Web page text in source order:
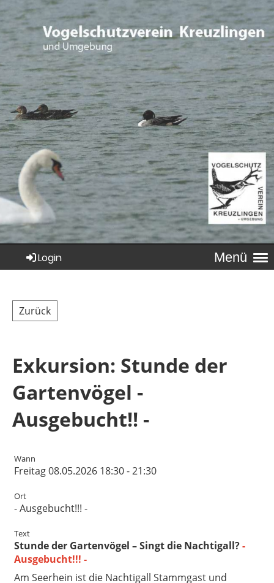
Menü
Login
Zurück
Exkursion: Stunde der
Gartenvögel -
Ausgebucht!! -
Wann
Freitag 08.05.2026 18:30 - 21:30
Ort
- Ausgebucht!!! -
Text
Stunde der Gartenvögel – Singt die Nachtigall?-
Ausgebucht!!! -
Am Seerhein ist die Nachtigall Stammgast und